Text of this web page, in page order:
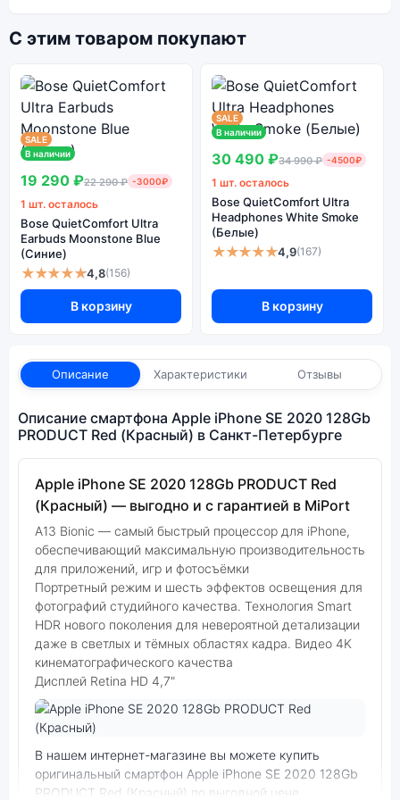
С этим товаром покупают
SALE
В наличии
19 290 ₽22 290 ₽ -3000₽
1 шт. осталось
Bose QuietComfort Ultra
Earbuds Moonstone Blue
(Синие)
★★★★★4,8(156)
В корзину
SALE
В наличии
30 490 ₽34 990 ₽ -4500₽
1 шт. осталось
Bose QuietComfort Ultra
Headphones White Smoke
(Белые)
★★★★★4,9(167)
В корзину
Описание Характеристики Отзывы
Описание смартфона Apple iPhone SE 2020 128Gb
PRODUCT Red (Красный) в Санкт-Петербурге
Apple iPhone SE 2020 128Gb PRODUCT Red
(Красный) — выгодно и с гарантией в MiPort
A13 Bionic — самый быстрый процессор для iPhone,
обеспечивающий максимальную производительность
для приложений, игр и фотосъёмки
Портретный режим и шесть эффектов освещения для
фотографий студийного качества. Технология Smart
HDR нового поколения для невероятной детализации
даже в светлых и тёмных областях кадра. Видео 4K
кинематографического качества
Дисплей Retina HD 4,7"
В нашем интернет-магазине вы можете купить
оригинальный смартфон Apple iPhone SE 2020 128Gb
PRODUCT Red (Красный) по выгодной цене.